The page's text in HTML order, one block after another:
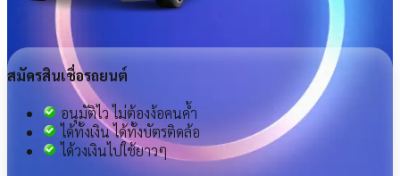
สมัครสินเชื่อรถยนต์
อนุมัติไว ไม่ต้องง้อคนค้ำ
ได้ทั้งเงิน ได้ทั้งบัตรติดล้อ
ได้วงเงินไปใช้ยาวๆ